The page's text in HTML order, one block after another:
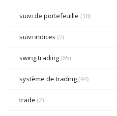
suivi de portefeuille (18)
suivi indices (2)
swing trading (65)
système de trading (94)
trade (2)